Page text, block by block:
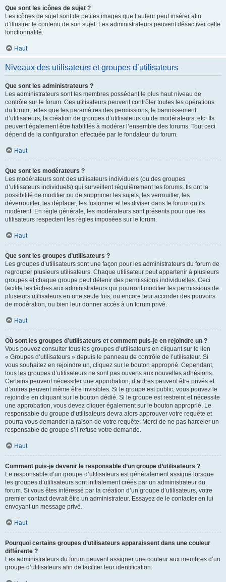
Que sont les icônes de sujet ?
Les icônes de sujet sont de petites images que l’auteur peut insérer afin
d’illustrer le contenu de son sujet. Les administrateurs peuvent désactiver cette
fonctionnalité.
Haut
Niveaux des utilisateurs et groupes d’utilisateurs
Que sont les administrateurs ?
Les administrateurs sont les membres possédant le plus haut niveau de
contrôle sur le forum. Ces utilisateurs peuvent contrôler toutes les opérations
du forum, telles que les paramètres des permissions, le bannissement
d’utilisateurs, la création de groupes d’utilisateurs ou de modérateurs, etc. Ils
peuvent également être habilités à modérer l’ensemble des forums. Tout ceci
dépend de la configuration effectuée par le fondateur du forum.
Haut
Que sont les modérateurs ?
Les modérateurs sont des utilisateurs individuels (ou des groupes
d’utilisateurs individuels) qui surveillent régulièrement les forums. Ils ont la
possibilité de modifier ou de supprimer les sujets, les verrouiller, les
déverrouiller, les déplacer, les fusionner et les diviser dans le forum qu’ils
modèrent. En règle générale, les modérateurs sont présents pour que les
utilisateurs respectent les règles imposées sur le forum.
Haut
Que sont les groupes d’utilisateurs ?
Les groupes d’utilisateurs sont une façon pour les administrateurs du forum de
regrouper plusieurs utilisateurs. Chaque utilisateur peut appartenir à plusieurs
groupes et chaque groupe peut détenir des permissions individuelles. Ceci
facilite les tâches aux administrateurs qui pourront modifier les permissions de
plusieurs utilisateurs en une seule fois, ou encore leur accorder des pouvoirs
de modération, ou bien leur donner accès à un forum privé.
Haut
Où sont les groupes d’utilisateurs et comment puis-je en rejoindre un ?
Vous pouvez consulter tous les groupes d’utilisateurs en cliquant sur le lien
« Groupes d’utilisateurs » depuis le panneau de contrôle de l’utilisateur. Si
vous souhaitez en rejoindre un, cliquez sur le bouton approprié. Cependant,
tous les groupes d’utilisateurs ne sont pas ouverts aux nouvelles adhésions.
Certains peuvent nécessiter une approbation, d’autres peuvent être privés et
d’autres peuvent même être invisibles. Si le groupe est public, vous pouvez le
rejoindre en cliquant sur le bouton dédié. Si le groupe est restreint et nécessite
une approbation, vous devez cliquer également sur le bouton approprié. Le
responsable du groupe d’utilisateurs devra alors approuver votre requête et
pourra vous demander la raison de votre requête. Merci de ne pas harceler un
responsable de groupe s’il refuse votre demande.
Haut
Comment puis-je devenir le responsable d’un groupe d’utilisateurs ?
Le responsable d’un groupe d’utilisateurs est généralement assigné lorsque
les groupes d’utilisateurs sont initialement créés par un administrateur du
forum. Si vous êtes intéressé par la création d’un groupe d’utilisateurs, votre
premier contact devrait être un administrateur. Essayez de le contacter en lui
envoyant un message privé.
Haut
Pourquoi certains groupes d’utilisateurs apparaissent dans une couleur
différente ?
Les administrateurs du forum peuvent assigner une couleur aux membres d’un
groupe d’utilisateurs afin de faciliter leur identification.